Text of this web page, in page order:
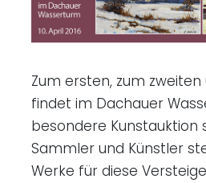
Zum ersten, zum zweiten
findet im Dachauer
besondere Kunstauktion
Sammler und Künstler
Werke für diese